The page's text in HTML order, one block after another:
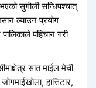
सुगौली सन्धिपश्चात्
ल्याउन प्रयोग
पहिचान गरी
सात माईल मेची
हात्तिटार,